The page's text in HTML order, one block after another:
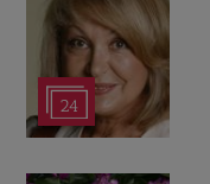
24